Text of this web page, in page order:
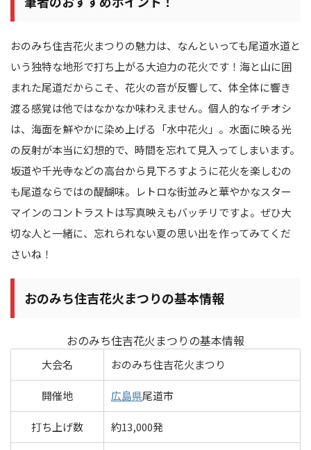
おのみち住吉花火まつりの魅力は、なんといっても尾道水道と
いう独特な地形で打ち上がる大迫力の花火です！海と山に囲
まれた尾道だからこそ、花火の音が反響して、体全体に響き
渡る感覚は他ではなかなか味わえません。個人的なイチオシ
は、海面を鮮やかに染め上げる「水中花火」。水面に映る光
の反射が本当に幻想的で、時間を忘れて見入ってしまいます。
坂道や千光寺などの高台から見下ろすように花火を楽しむの
も尾道ならではの醍醐味。レトロな街並みと華やかなスター
マインのコントラストは写真映えもバッチリですよ。ぜひ大
切な人と一緒に、忘れられない夏の思い出を作ってみてくだ
さいね！
おのみち住吉花火まつりの基本情報
おのみち住吉花火まつりの基本情報
大会名 おのみち住吉花火まつり
開催地 広島県尾道市
打ち上げ数 約13,000発